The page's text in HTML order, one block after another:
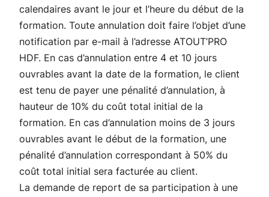
calendaires avant le jour et l’heure du début de la
formation. Toute annulation doit faire l’objet d’une
notification par e-mail à l’adresse ATOUT’PRO
HDF. En cas d’annulation entre 4 et 10 jours
ouvrables avant la date de la formation, le client
est tenu de payer une pénalité d’annulation, à
hauteur de 10% du coût total initial de la
formation. En cas d’annulation moins de 3 jours
ouvrables avant le début de la formation, une
pénalité d’annulation correspondant à 50% du
coût total initial sera facturée au client.
La demande de report de sa participation à une